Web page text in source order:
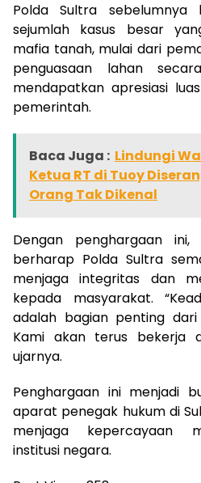
Polda Sultra sebelumnya
sejumlah kasus besar
mafia tanah, mulai dari
penguasaan lahan
mendapatkan apresiasi
pemerintah.
Baca Juga : Lindungi
Ketua RT di Tuoy
Orang Tak Dikenal
Dengan penghargaan
berharap Polda Sultra
menjaga integritas dan
kepada masyarakat.
adalah bagian penting
Kami akan terus bekerja
ujarnya.
Penghargaan ini menjadi
aparat penegak hukum di
menjaga kepercayaan
institusi negara.